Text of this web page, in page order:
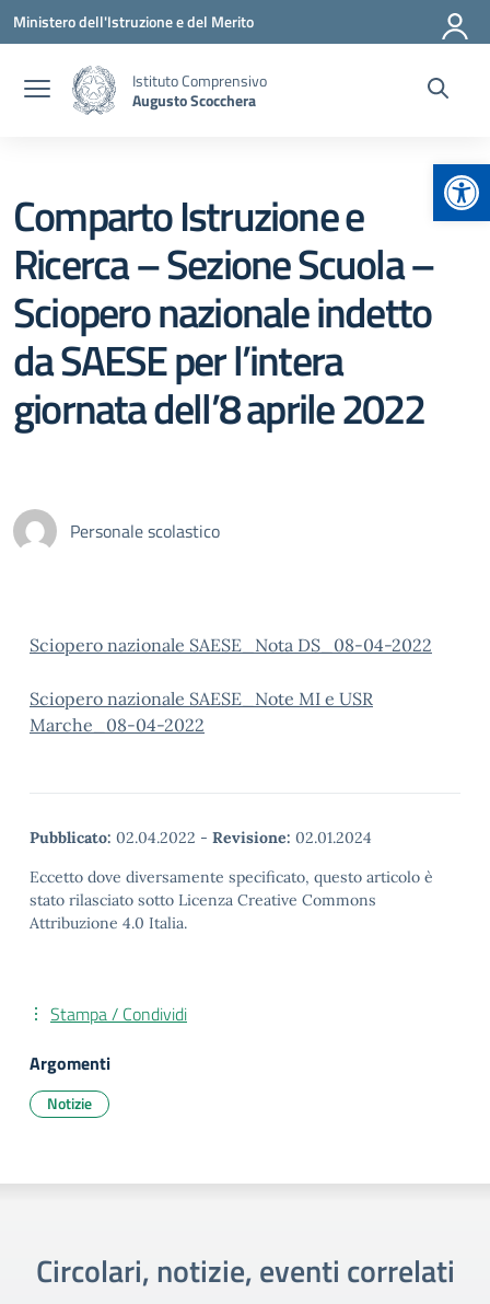
Vai ai contenuti
Vai al menu di navigazione
Vai al footer
Ministero dell'Istruzione e del Merito
Istituto Comprensivo
Augusto Scocchera
Comparto Istruzione e
Ricerca – Sezione Scuola –
Sciopero nazionale indetto
da SAESE per l’intera
giornata dell’8 aprile 2022
Personale scolastico
Sciopero nazionale SAESE_Nota DS_08-04-2022
Sciopero nazionale SAESE_Note MI e USR
Marche_08-04-2022
Pubblicato: 02.04.2022 - Revisione: 02.01.2024
Eccetto dove diversamente specificato, questo articolo è
stato rilasciato sotto Licenza Creative Commons
Attribuzione 4.0 Italia.
Stampa / Condividi
Argomenti
Notizie
Circolari, notizie, eventi correlati